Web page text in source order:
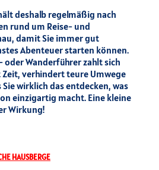
deshalb regelmäßig nach
rund um Reise- und
damit Sie immer gut
Abenteuer starten können.
oder Wanderführer zahlt sich
Zeit, verhindert teure Umwege
wirklich das entdecken, was
einzigartig macht. Eine kleine
Wirkung!
HAUSBERGE